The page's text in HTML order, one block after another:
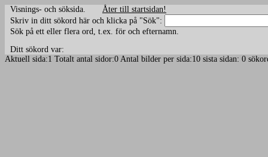
Visnings- och söksida. Åter till startsidan!
Skriv in ditt sökord här och klicka på "Sök":
Sök på ett eller flera ord, t.ex. för och efternamn.
Ditt sökord var:
Aktuell sida:1 Totalt antal sidor:0 Antal bilder per sida:10 sista sidan: 0